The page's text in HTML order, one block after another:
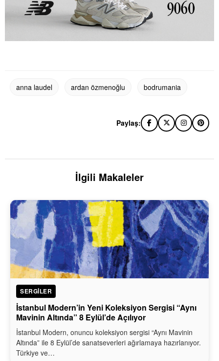
anna laudel ardan özmenoğlu bodrumania
Paylaş:
İlgili Makaleler
SERGILER
İstanbul Modern’in Yeni Koleksiyon Sergisi “Aynı
Mavinin Altında” 8 Eylül’de Açılıyor
İstanbul Modern, onuncu koleksiyon sergisi “Aynı Mavinin
Altında” ile 8 Eylül’de sanatseverleri ağırlamaya hazırlanıyor.
Türkiye ve…